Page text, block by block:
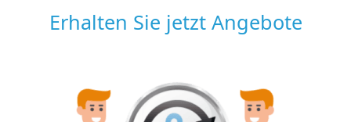
Erhalten Sie jetzt Angebote